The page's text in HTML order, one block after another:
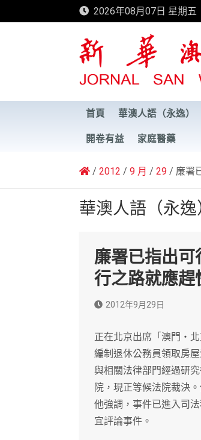
to
2026年08月07日 星期五
新華澳報
首頁 華澳人語（永逸）
開卷有益 家庭醫藥
2012 9 月 29 廉署
華澳人語（永逸
廉署已指出
行之路就應趕
2012年9月29日
正在北京出席「澳門‧北
編制退休公務員領取房
與相關法律部門經過研
院，現正等候法院裁決
他強調，事件已進入司
宜評論事件。